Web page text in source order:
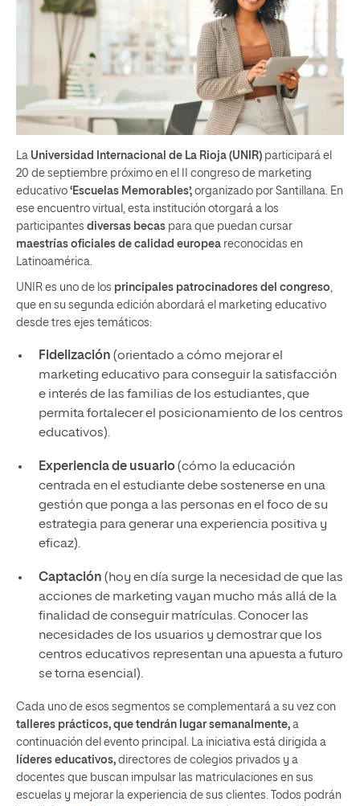
La Universidad Internacional de La Rioja (UNIR) participará el
20 de septiembre próximo en el II congreso de marketing
educativo ‘Escuelas Memorables’, organizado por Santillana. En
ese encuentro virtual, esta institución otorgará a los
participantes diversas becas para que puedan cursar
maestrías oficiales de calidad europea reconocidas en
Latinoamérica.
UNIR es uno de los principales patrocinadores del congreso
que en su segunda edición abordará el marketing educativo
desde tres ejes temáticos:
Fidelización (orientado a cómo mejorar el
marketing educativo para conseguir la satisfacción
e interés de las familias de los estudiantes, que
permita fortalecer el posicionamiento de los centros
educativos).
Experiencia de usuario(cómo la educación
centrada en el estudiante debe sostenerse en una
gestión que ponga a las personas en el foco de su
estrategia para generar una experiencia positiva y
eficaz).
Captación (hoy en día surge la necesidad de que las
acciones de marketing vayan mucho más allá de la
finalidad de conseguir matrículas. Conocer las
necesidades de los usuarios y demostrar que los
centros educativos representan una apuesta a futuro
se torna esencial).
Cada uno de esos segmentos se complementará a su vez con
talleres prácticos, que tendrán lugar semanalmente, a
continuación del evento principal. La iniciativa está dirigida a
líderes educativos, directores de colegios privados y a
docentes que buscan impulsar las matriculaciones en sus
escuelas y mejorar la experiencia de sus clientes. Todos podrán